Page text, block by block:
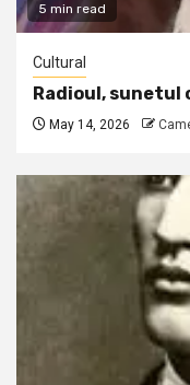
5 min read
Cultural
Radioul,
May 14, 2026